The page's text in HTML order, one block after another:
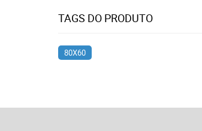
TAGS DO PRODUTO
80X60